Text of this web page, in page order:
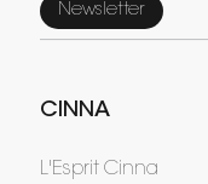
Newsletter
CINNA
L'Esprit Cinna